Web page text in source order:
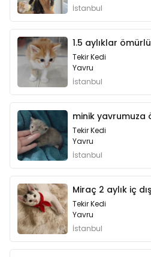
İstanbul
1.5 aylıklar
Tekir Kedi
Yavru
İstanbul
minik yavrumuza
Tekir Kedi
Yavru
İstanbul
Miraç 2 aylık iç
Tekir Kedi
Yavru
İstanbul